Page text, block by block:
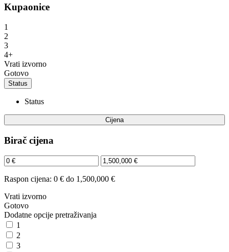
Kupaonice
1
2
3
4+
Vrati izvorno
Gotovo
Status
Status
Cijena
Birač cijena
Raspon cijena: 0 € do 1,500,000 €
Vrati izvorno
Gotovo
Dodatne opcije pretraživanja
1
2
3